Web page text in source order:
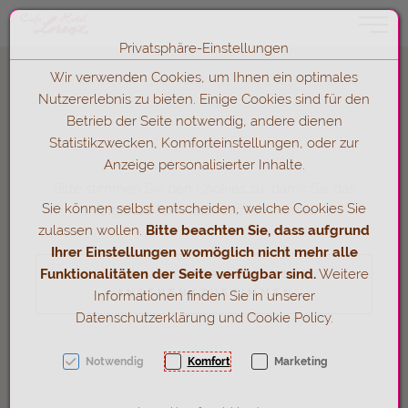
Zum Inhalt springen [AK + 0]
Zum Hauptmenü springen [AK + 1]
Zum Hauptmenü (oben rechts) springen [AK + 2]
Zum Footer-Menü unten (angedockt an Browserrand) springen
Zum Widget-Menü rechts springen [AK + 4]
Zu den Inhalten im Fußbereich springen [AK + 5]
folgende Formular nutzen können.
COOKIE INFORMATIONEN
ANSEHEN/ZUSTIMMEN
Privatsphäre-Einstellungen
Wir verwenden Cookies, um Ihnen ein optimales
Nutzererlebnis zu bieten. Einige Cookies sind für den
Betrieb der Seite notwendig, andere dienen
Statistikzwecken, Komforteinstellungen, oder zur
Anzeige personalisierter Inhalte.
Sie können selbst entscheiden, welche Cookies Sie
zulassen wollen. Bitte beachten Sie, dass aufgrund
Ihrer Einstellungen womöglich nicht mehr alle
Funktionalitäten der Seite verfügbar sind.Weitere
Informationen finden Sie in unserer
Datenschutzerklärung und Cookie Policy.
Notwendig Komfort Marketing